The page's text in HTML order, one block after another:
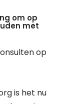
om op
met
op
is het nu